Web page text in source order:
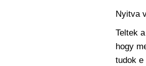
Nyitva
Teltek
hogy
tudok